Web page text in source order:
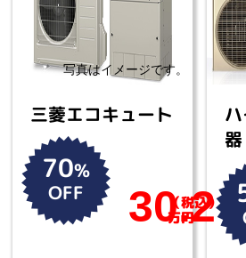
三菱エコキュート
70%
OFF
30.2
（税込）
万円
器